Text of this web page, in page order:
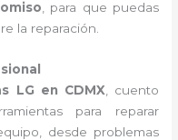
, para que puedas
la reparación.
LG en CDMX , cuento
para reparar
desde problemas